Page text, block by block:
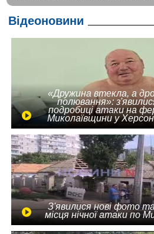
Відеоновини
«Дружина втекла, а
полювання»:
подробиці атаки на
Миколаївщини у
З'явилися нові фото та
місця нічної атаки по